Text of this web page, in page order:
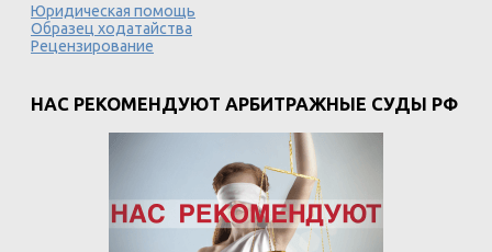
Юридическая помощь
Образец ходатайства
Рецензирование
НАС РЕКОМЕНДУЮТ АРБИТРАЖНЫЕ СУДЫ РФ